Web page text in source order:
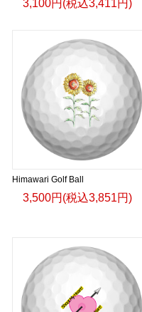
3,100円(税込3,411円)
Himawari Golf Ball
3,500円(税込3,851円)